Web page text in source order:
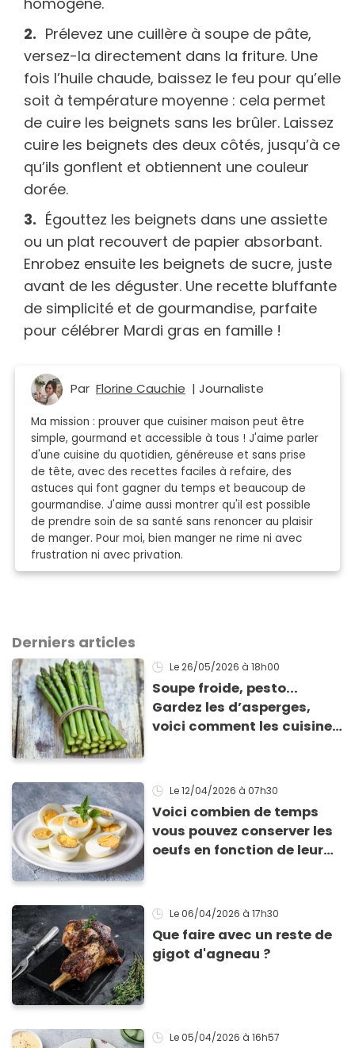
Prélevez une cuillère à soupe de pâte,
versez-la directement dans la friture. Une
fois l’huile chaude, baissez le feu pour qu’elle
soit à température moyenne : cela permet
de cuire les beignets sans les brûler. Laissez
cuire les beignets des deux côtés, jusqu’à ce
qu’ils gonflent et obtiennent une couleur
dorée.
Égouttez les beignets dans une assiette
ou un plat recouvert de papier absorbant.
Enrobez ensuite les beignets de sucre, juste
avant de les déguster. Une recette bluffante
de simplicité et de gourmandise, parfaite
pour célébrer Mardi gras en famille !
Par Florine Cauchie | Journaliste
Ma mission : prouver que cuisiner maison peut être
simple, gourmand et accessible à tous ! J'aime parler
d'une cuisine du quotidien, généreuse et sans prise
de tête, avec des recettes faciles à refaire, des
astuces qui font gagner du temps et beaucoup de
gourmandise. J'aime aussi montrer qu'il est possible
de prendre soin de sa santé sans renoncer au plaisir
de manger. Pour moi, bien manger ne rime ni avec
frustration ni avec privation.
Derniers articles
Le 26/05/2026 à 18h00
Soupe froide, pesto...
Gardez les d’asperges,
voici comment les cuisiner
Le 12/04/2026 à 07h30
Voici combien de temps
vous pouvez conserver les
oeufs en fonction de leur
Le 06/04/2026 à 17h30
Que faire avec un reste de
gigot d'agneau ?
Le 05/04/2026 à 16h57